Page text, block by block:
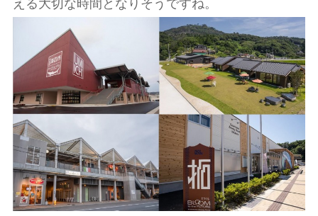
える大切な時間となりそうですね。